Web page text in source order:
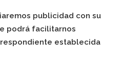
publicidad con su
podrá facilitarnos
establecida